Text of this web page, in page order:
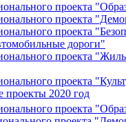
проекта
проекта
проекта
дороги"
проекта
проекта
2020 год
проекта